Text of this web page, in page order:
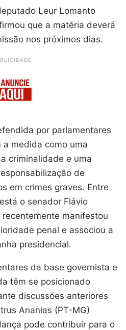
Leur Lomanto
que a matéria deverá
nos próximos dias.
por parlamentares
a medida como uma
criminalidade e uma
de
em crimes graves. Entre
o senador Flávio
recentemente manifestou
penal e associou a
presidencial.
da base governista e
têm se posicionado
discussões anteriores
Ananias (PT-MG)
pode contribuir para o